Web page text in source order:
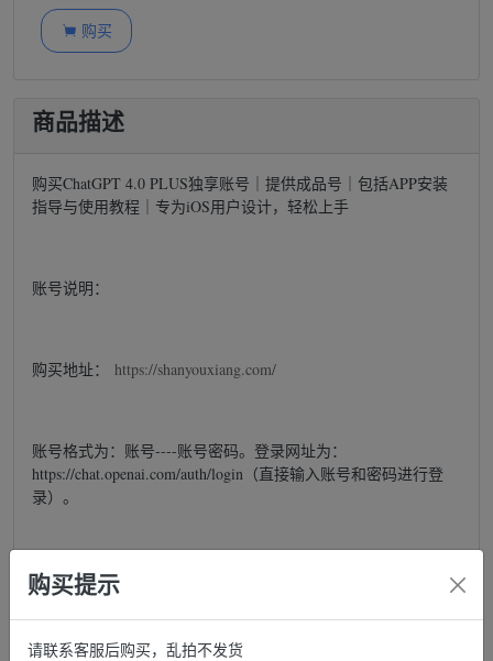
 购买
商品描述
购买ChatGPT 4.0 PLUS独享账号｜提供成品号｜包括APP安装
指导与使用教程｜专为iOS用户设计，轻松上手
账号说明：
购买地址： https://shanyouxiang.com/
账号格式为：账号----账号密码。登录网址为：
https://chat.openai.com/auth/login（直接输入账号和密码进行登
录）。
所有账号均为全新未使用的独享账号，无需更改密码，所有账
号均可正常登录，库存每日更新，欢迎放心购买。如登录时提
示验证机器人，请直接点击确认。如果无法完成验证，请更换
优质的网络环境（IP）。
购买提示
请联系客服后购买，乱拍不发货